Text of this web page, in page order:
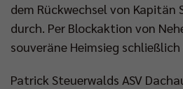
dem Rückwechsel von
durch. Per Blockaktion von
souveräne Heimsieg
Patrick Steuerwalds ASV